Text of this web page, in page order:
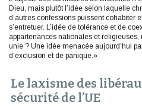
Dieu, mais plutôt l’idée selon laquelle
d’autres confessions puissent cohabiter
s’entretuer. L’idée de tolérance et de
appartenances nationales et religieuses,
unie ? Une idée menacée aujourd’hui
d’exclusion et de panique.»
Le laxisme des
sécurité de l’UE